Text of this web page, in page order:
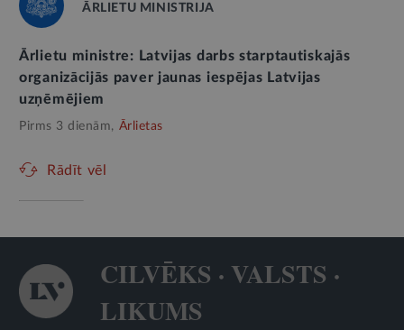
ĀRLIETU MINISTRIJA
Ārlietu ministre: Latvijas darbs starptautiskajās
organizācijās paver jaunas iespējas Latvijas
uzņēmējiem
Pirms 3 dienām, Ārlietas
Rādīt vēl
CILVĒKS · VALSTS ·
LIKUMS